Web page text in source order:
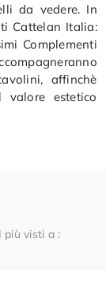
da vedere. In
Cattelan Italia:
Complementi
affinchè
estetico
I più visti a :